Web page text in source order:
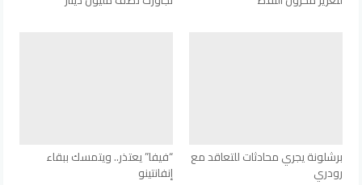
برشلونة يجري محادثات للتعاقد مع
رودري
“فيفا” يعتذر.. ويتمسك ببقاء
إنفانتينو